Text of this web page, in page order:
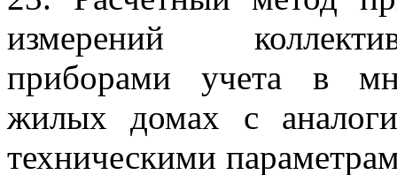
измерений
приборами учета в
жилых домах с
техническими